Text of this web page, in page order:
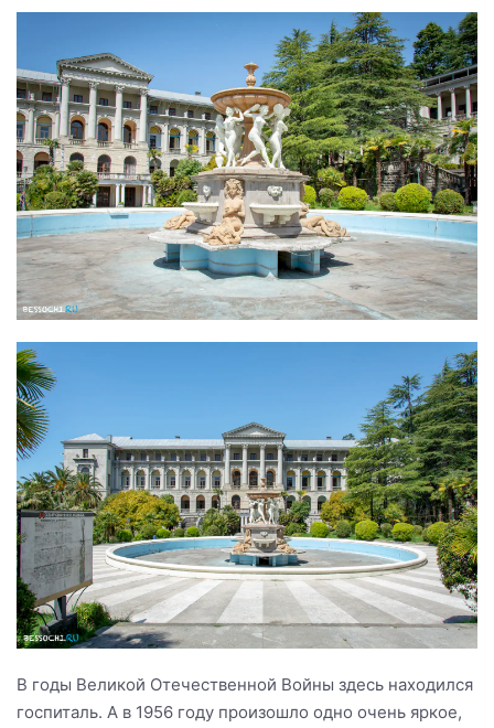
В годы Великой Отечественной Войны здесь находился
госпиталь. А в 1956 году произошло одно очень яркое,